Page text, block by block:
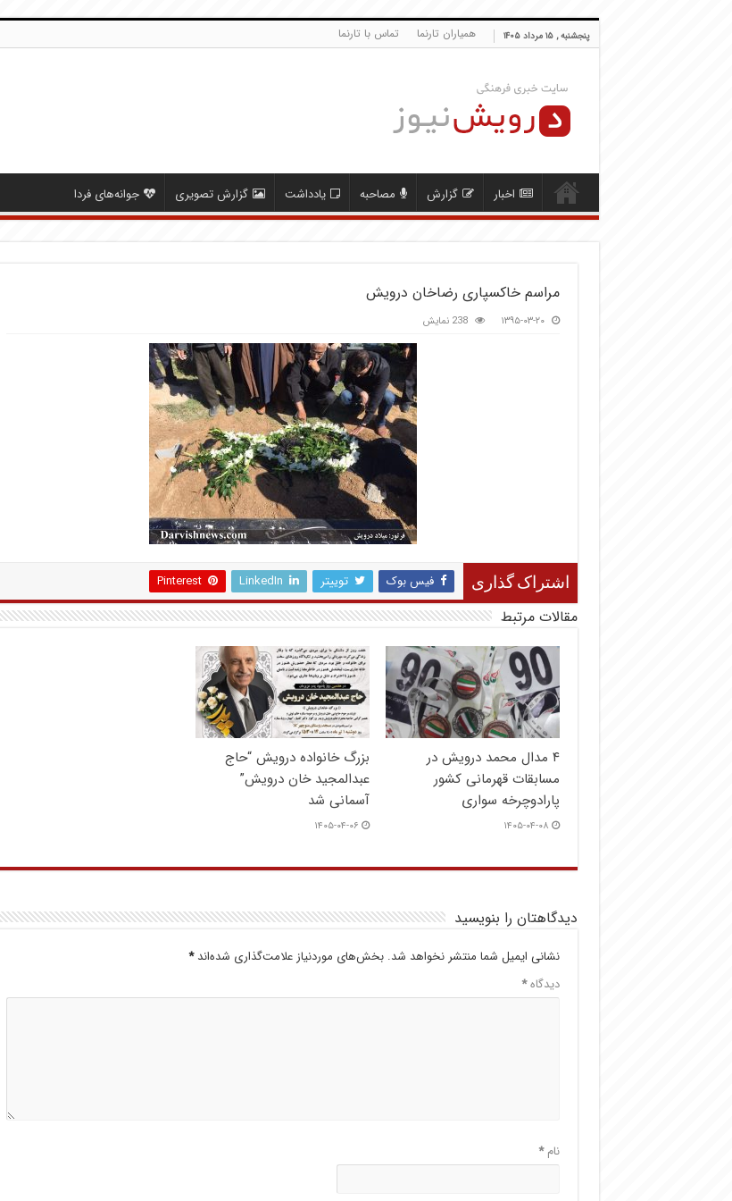
پنجشنبه , ۱۵ مرداد ۱۴۰۵ همیاران تارنما تماس با تارنما
اخبار گزارش مصاحبه یادداشت گزارش تصویری جوانه‌های فردا
مراسم خاکسپاری رضاخان درویش
۱۳۹۵-۰۳-۲۰ 238 نمایش
اشتراک گذاری فیس بوک توییتر LinkedIn
Pinterest
مقالات مرتبط
۴ مدال محمد درویش در
مسابقات قهرمانی کشور
پارادوچرخه سواری
۱۴۰۵-۰۴-۰۸
بزرگ خانواده درویش “حاج
عبدالمجید خان درویش”
آسمانی شد
۱۴۰۵-۰۴-۰۶
دیدگاهتان را بنویسید
نشانی ایمیل شما منتشر نخواهد شد. بخش‌های موردنیاز علامت‌گذاری شده‌اند*
دیدگاه*
نام*